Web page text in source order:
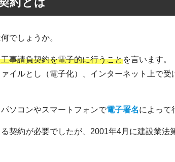
でしょうか。
事請負契約を電子的に行うことを言います。
イルとし（電子化）、インターネット上で
ソコンやスマートフォンで電子署名によって
契約が必要でしたが、2001年4月に建設業法